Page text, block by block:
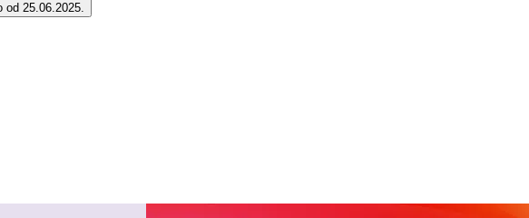
od 25.06.2025.